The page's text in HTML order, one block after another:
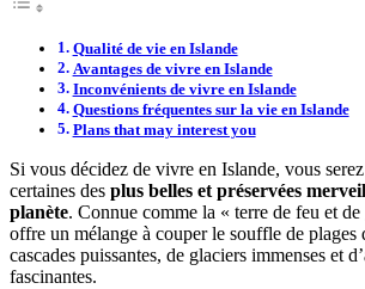
Qualité de vie en Islande
Avantages de vivre en Islande
Inconvénients de vivre en Islande
Questions fréquentes sur la vie en Islande
Plans that may interest you
Si vous décidez de vivre en Islande, vous
certaines des plus belles et préservées
planète. Connue comme la « terre de feu et
offre un mélange à couper le souffle de plages
cascades puissantes, de glaciers immenses et
fascinantes.